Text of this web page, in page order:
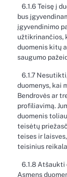
6.1.6 Teisę į
bus
įgyvendinimo
užtikrinančios,
duomenis kitų
saugumo
6.1.7
duomenys, kai
Bendrovės ar
profiliavimą.
duomenis
teisėtų
teises ir
teisinius
6.1.8 Atšaukti
Asmens